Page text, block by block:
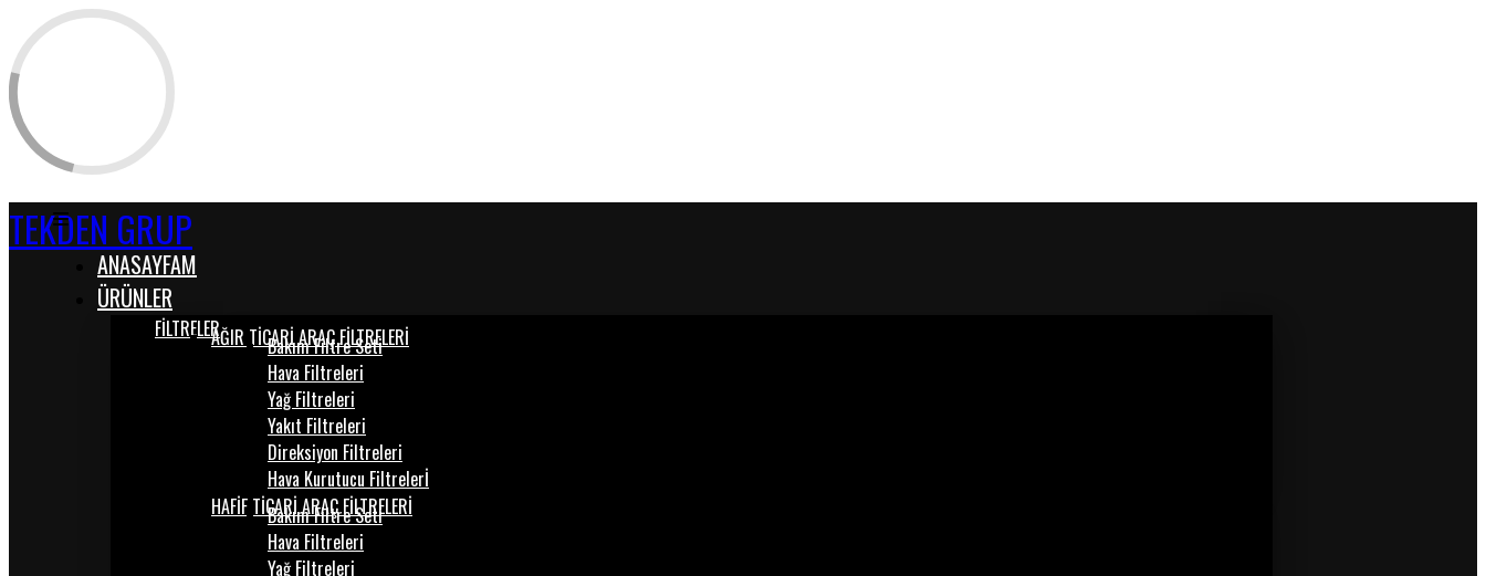
TEKDEN GRUP
ANASAYFAM
ÜRÜNLER
FİLTRELERAĞIR TİCARİ ARAÇ FİLTRELERİ
Bakım Filtre Seti
Hava Filtreleri
Yağ Filtreleri
Yakıt Filtreleri
Direksiyon Filtreleri
Hava Kurutucu Filtrelerİ
HAFİF TİCARİ ARAÇ FİLTRELERİ
Bakım Filtre Seti
Hava Filtreleri
Yağ Filtreleri